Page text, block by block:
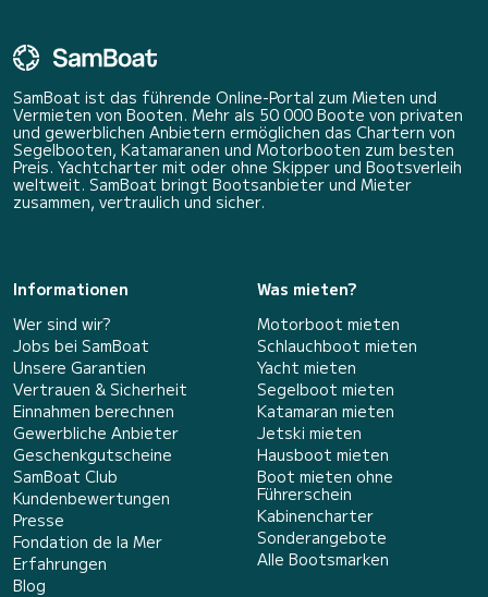
SamBoat ist das führende Online-Portal zum Mieten und
Vermieten von Booten. Mehr als 50 000 Boote von privaten
und gewerblichen Anbietern ermöglichen das Chartern von
Segelbooten, Katamaranen und Motorbooten zum besten
Preis. Yachtcharter mit oder ohne Skipper und Bootsverleih
weltweit. SamBoat bringt Bootsanbieter und Mieter
zusammen, vertraulich und sicher.
Informationen
Wer sind wir?
Jobs bei SamBoat
Unsere Garantien
Vertrauen & Sicherheit
Einnahmen berechnen
Gewerbliche Anbieter
Geschenkgutscheine
SamBoat Club
Kundenbewertungen
Presse
Fondation de la Mer
Erfahrungen
Blog
Was mieten?
Motorboot mieten
Schlauchboot mieten
Yacht mieten
Segelboot mieten
Katamaran mieten
Jetski mieten
Hausboot mieten
Boot mieten ohne
Führerschein
Kabinencharter
Sonderangebote
Alle Bootsmarken